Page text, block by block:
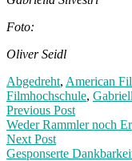
Foto:
Oliver Seidl
Abgedreht, American
Filmhochschule,
Post
navigation
Previous PostPrevious
post:
Weder Rammler noch
Next Post
Gesponserte